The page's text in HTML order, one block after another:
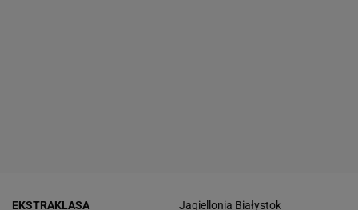
EKSTRAKLASA Jagiellonia Białystok